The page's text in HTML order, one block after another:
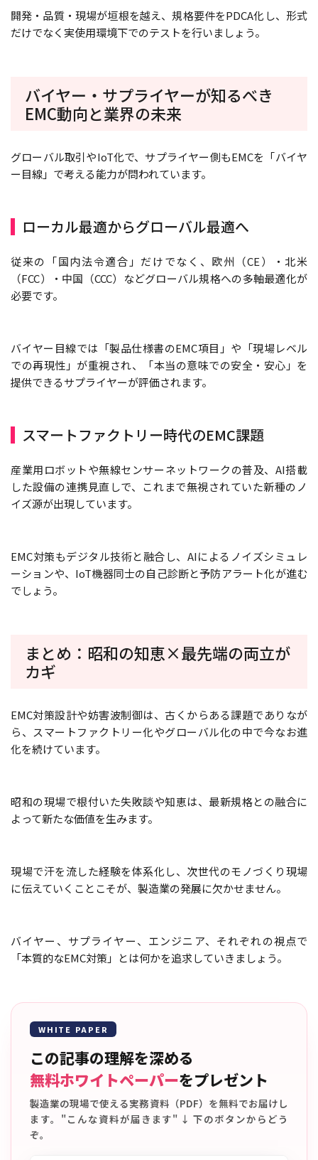
開発・品質・現場が垣根を越え、規格要件をPDCA化し、形式
だけでなく実使用環境下でのテストを行いましょう。
バイヤー・サプライヤーが知るべき
EMC動向と業界の未来
グローバル取引やIoT化で、サプライヤー側もEMCを「バイヤ
ー目線」で考える能力が問われています。
ローカル最適からグローバル最適へ
従来の「国内法令適合」だけでなく、欧州（CE）・北米
（FCC）・中国（CCC）などグローバル規格への多軸最適化が
必要です。
バイヤー目線では「製品仕様書のEMC項目」や「現場レベル
での再現性」が重視され、「本当の意味での安全・安心」を
提供できるサプライヤーが評価されます。
スマートファクトリー時代のEMC課題
産業用ロボットや無線センサーネットワークの普及、AI搭載
した設備の連携見直しで、これまで無視されていた新種のノ
イズ源が出現しています。
EMC対策もデジタル技術と融合し、AIによるノイズシミュレ
ーションや、IoT機器同士の自己診断と予防アラート化が進む
でしょう。
まとめ：昭和の知恵×最先端の両立が
カギ
EMC対策設計や妨害波制御は、古くからある課題でありなが
ら、スマートファクトリー化やグローバル化の中で今なお進
化を続けています。
昭和の現場で根付いた失敗談や知恵は、最新規格との融合に
よって新たな価値を生みます。
現場で汗を流した経験を体系化し、次世代のモノづくり現場
に伝えていくことこそが、製造業の発展に欠かせません。
バイヤー、サプライヤー、エンジニア、それぞれの視点で
「本質的なEMC対策」とは何かを追求していきましょう。
WHITE PAPER
この記事の理解を深める
無料ホワイトペーパーをプレゼント
製造業の現場で使える実務資料（PDF）を無料でお届けし
ます。"こんな資料が届きます" ↓ 下のボタンからどう
ぞ。